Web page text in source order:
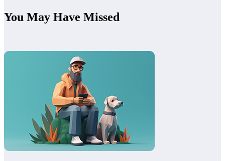
You May Have Missed